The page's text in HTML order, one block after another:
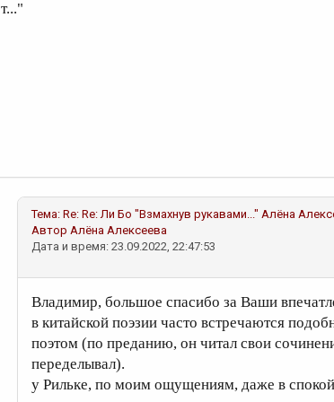
Тема: Re: Re: Ли Бо "Взмахнув рукавами..." Алёна
Автор Алёна Алексеева
Дата и время: 23.09.2022, 22:47:53
Владимир, большое спасибо за Ваши
в китайской поэзии часто встречаются
поэтом (по преданию, он читал свои
переделывал).
у Рильке, по моим ощущениям, даже в